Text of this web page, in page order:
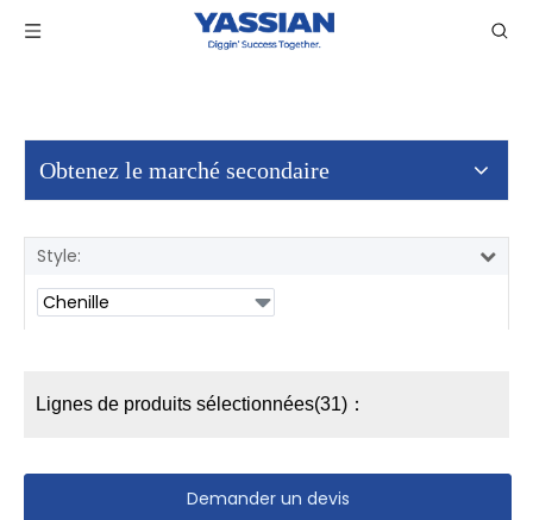
Obtenez le marché secondaire
Style:
Lignes de produits sélectionnées(31)：
Demander un devis